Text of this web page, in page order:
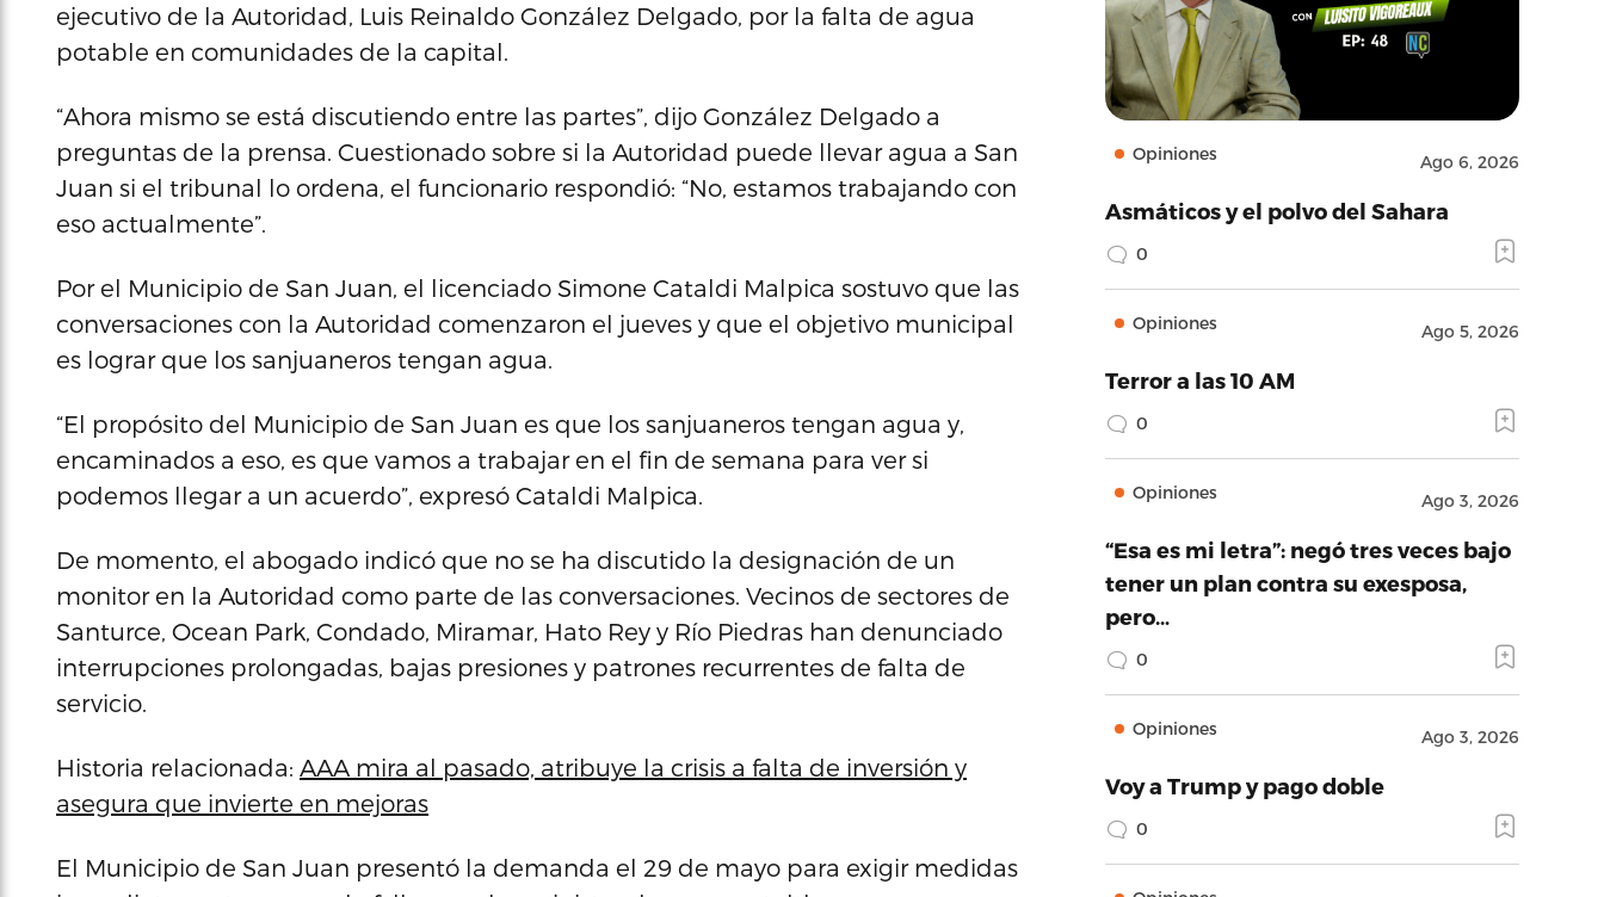
ejecutivo de la Autoridad, Luis Reinaldo González Delgado, por la falta de agua
potable en comunidades de la capital.
“Ahora mismo se está discutiendo entre las partes”, dijo González Delgado a
preguntas de la prensa. Cuestionado sobre si la Autoridad puede llevar agua a San
Juan si el tribunal lo ordena, el funcionario respondió: “No, estamos trabajando con
eso actualmente”.
Por el Municipio de San Juan, el licenciado Simone Cataldi Malpica sostuvo que las
conversaciones con la Autoridad comenzaron el jueves y que el objetivo municipal
es lograr que los sanjuaneros tengan agua.
“El propósito del Municipio de San Juan es que los sanjuaneros tengan agua y,
encaminados a eso, es que vamos a trabajar en el fin de semana para ver si
podemos llegar a un acuerdo”, expresó Cataldi Malpica.
De momento, el abogado indicó que no se ha discutido la designación de un
monitor en la Autoridad como parte de las conversaciones. Vecinos de sectores de
Santurce, Ocean Park, Condado, Miramar, Hato Rey y Río Piedras han denunciado
interrupciones prolongadas, bajas presiones y patrones recurrentes de falta de
servicio.
Historia relacionada: AAA mira al pasado, atribuye la crisis a falta de inversión y
asegura que invierte en mejoras
El Municipio de San Juan presentó la demanda el 29 de mayo para exigir medidas
Opiniones Ago 6, 2026
Asmáticos y el polvo del Sahara
0
Opiniones Ago 5, 2026
Terror a las 10 AM
0
Opiniones Ago 3, 2026
“Esa es mi letra”: negó tres veces bajo
tener un plan contra su exesposa,
pero…
0
Opiniones Ago 3, 2026
Voy a Trump y pago doble
0